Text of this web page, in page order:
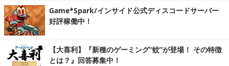
Game*Spark/インサイド公式ディスコードサーバー
好評稼働中！
【大喜利】『新種のゲーミング“蚊”が登場！ その特徴
とは？』回答募集中！